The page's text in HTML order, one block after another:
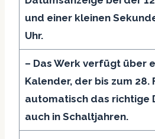
und einer kleinen
Uhr.
– Das Werk verfügt über
Kalender, der bis zum 28.
automatisch das richtige
auch in Schaltjahren.